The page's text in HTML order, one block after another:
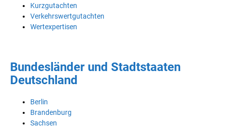
Kurzgutachten
Verkehrswertgutachten
Wertexpertisen
Bundesländer und Stadtstaaten
Deutschland
Berlin
Brandenburg
Sachsen